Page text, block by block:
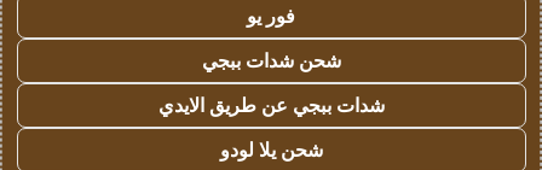
فور يو
شحن شدات ببجي
شدات ببجي عن طريق الايدي
شحن يلا لودو